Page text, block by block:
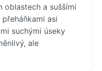
oblastech a suššími
asi
suchými úseky
ale